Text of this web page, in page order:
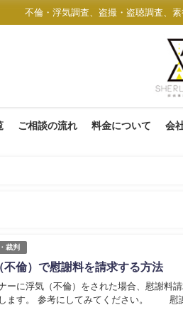
不倫・浮気調査、盗撮・盗聴調査、
ご相談の流れ 料金について 会
裁判
不倫）で慰謝料を請求する方法
ーに浮気（不倫）をされた場合、慰謝料
ご紹介します。 参考にしてみ